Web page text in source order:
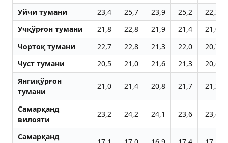
Уйчи тумани 23,4 25,7 23,9 25,2
22,2
Учқўрғон тумани
21,8 22,8 21,9 21,4
21,0
Чортоқ тумани
22,7 22,8 21,3 22,0
20,7
Чуст тумани
20,5 21,0 21,6 21,3
20,6
Янгиқўрғон
тумани
21,0 21,4 20,8 21,7 21,2
Самарқанд
вилояти
23,2 24,2 24,1 23,6 23,4
Самарқанд